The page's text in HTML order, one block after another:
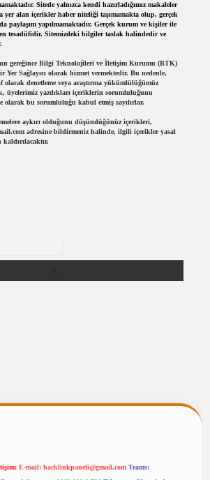
Sitede yalnızca kendi hazırladığımız makaleler
yer alan içerikler haber niteliği taşımamakta olup, gerçek
paylaşım yapılmamaktadır. Gerçek kurum ve kişiler ile
tesadüfidir. Sitemizdeki bilgiler taslak halindedir ve
gereğince Bilgi Teknolojileri ve İletişim Kurumu (BTK)
Yer Sağlayıcı olarak hizmet vermektedir. Bu nedenle,
denetleme veya araştırma yükümlülüğümüz
üyelerimiz yazdıkları içeriklerin sorumluluğunu
olarak bu sorumluluğu kabul etmiş sayılırlar.
aykırı olduğunu düşündüğünüz içerikleri,
adresine bildirmeniz halinde, ilgili içerikler yasal
E-mail: backlinkpaneli@gmail.com Teams: